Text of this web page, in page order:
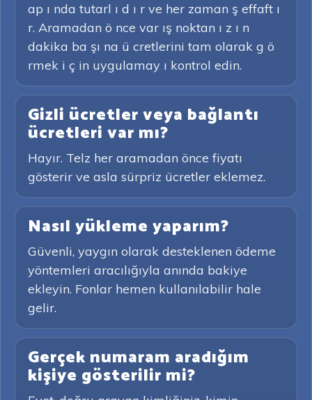
ap ı nda tutarl ı d ı r ve her zaman ş effaft ı
r. Aramadan ö nce var ış noktan ı z ı n
dakika ba şı na ü cretlerini tam olarak g ö
rmek i ç in uygulamay ı kontrol edin.
Gizli ücretler veya bağlantı
ücretleri var mı?
Hayır. Telz her aramadan önce fiyatı
gösterir ve asla sürpriz ücretler eklemez.
Nasıl yükleme yaparım?
Güvenli, yaygın olarak desteklenen ödeme
yöntemleri aracılığıyla anında bakiye
ekleyin. Fonlar hemen kullanılabilir hale
gelir.
Gerçek numaram aradığım
kişiye gösterilir mi?